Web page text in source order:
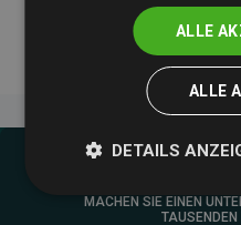
messbare Klimawirkung
MACHEN SIE EINEN
TAUSENDEN
ALLE
ALLE
DETAILS